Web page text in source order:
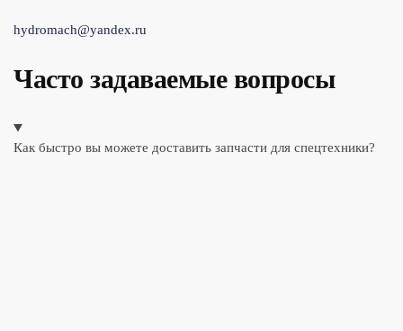
hydromach@yandex.ru
Часто задаваемые вопросы
Как быстро вы можете доставить запчасти для спецтехники?